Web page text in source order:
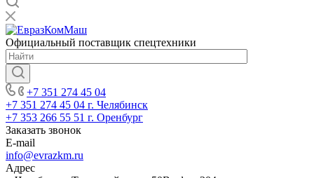
Официальный поставщик спецтехники
+7 351 274 45 04
+7 351 274 45 04 г. Челябинск
+7 353 266 55 51 г. Оренбург
Заказать звонок
E-mail
info@evrazkm.ru
Адрес